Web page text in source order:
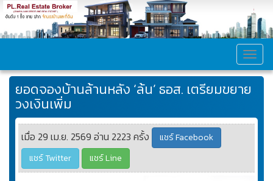
MENU
ยอดจองบ้านล้านหลัง ‘ล้น’ ธอส. เตรียมขยาย
วงเงินเพิ่ม
เมื่อ 29 เม.ย. 2569 อ่าน 2223 ครั้ง
แชร์ Facebook
แชร์ Twitter
แชร์ Line